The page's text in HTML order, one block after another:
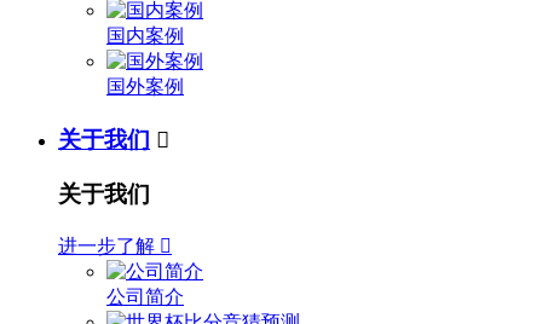
国内案例
国外案例
关于我们 
关于我们
进一步了解 
公司简介